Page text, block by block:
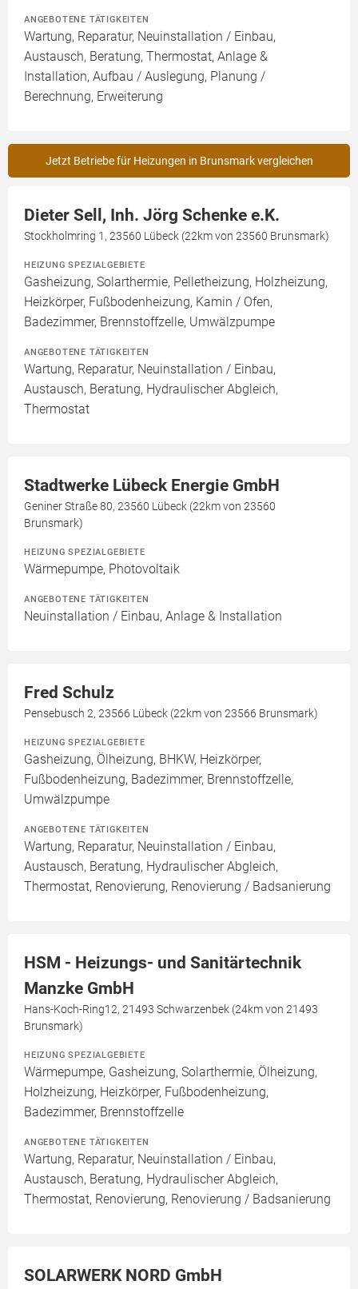
ANGEBOTENE TÄTIGKEITEN
Wartung, Reparatur, Neuinstallation / Einbau,
Austausch, Beratung, Thermostat, Anlage &
Installation, Aufbau / Auslegung, Planung /
Berechnung, Erweiterung
Jetzt Betriebe für Heizungen in Brunsmark vergleichen
Dieter Sell, Inh. Jörg Schenke e.K.
Stockholmring 1, 23560 Lübeck (22km von 23560 Brunsmark)
HEIZUNG SPEZIALGEBIETE
Gasheizung, Solarthermie, Pelletheizung, Holzheizung,
Heizkörper, Fußbodenheizung, Kamin / Ofen,
Badezimmer, Brennstoffzelle, Umwälzpumpe
ANGEBOTENE TÄTIGKEITEN
Wartung, Reparatur, Neuinstallation / Einbau,
Austausch, Beratung, Hydraulischer Abgleich,
Thermostat
Stadtwerke Lübeck Energie GmbH
Geniner Straße 80, 23560 Lübeck (22km von 23560
Brunsmark)
HEIZUNG SPEZIALGEBIETE
Wärmepumpe, Photovoltaik
ANGEBOTENE TÄTIGKEITEN
Neuinstallation / Einbau, Anlage & Installation
Fred Schulz
Pensebusch 2, 23566 Lübeck (22km von 23566 Brunsmark)
HEIZUNG SPEZIALGEBIETE
Gasheizung, Ölheizung, BHKW, Heizkörper,
Fußbodenheizung, Badezimmer, Brennstoffzelle,
Umwälzpumpe
ANGEBOTENE TÄTIGKEITEN
Wartung, Reparatur, Neuinstallation / Einbau,
Austausch, Beratung, Hydraulischer Abgleich,
Thermostat, Renovierung, Renovierung / Badsanierung
HSM - Heizungs- und Sanitärtechnik
Manzke GmbH
Hans-Koch-Ring12, 21493 Schwarzenbek (24km von 21493
Brunsmark)
HEIZUNG SPEZIALGEBIETE
Wärmepumpe, Gasheizung, Solarthermie, Ölheizung,
Holzheizung, Heizkörper, Fußbodenheizung,
Badezimmer, Brennstoffzelle
ANGEBOTENE TÄTIGKEITEN
Wartung, Reparatur, Neuinstallation / Einbau,
Austausch, Beratung, Hydraulischer Abgleich,
Thermostat, Renovierung, Renovierung / Badsanierung
SOLARWERK NORD GmbH